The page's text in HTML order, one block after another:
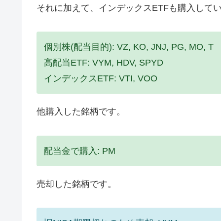
それに加えて、インデックスETFも購入して
個別株(配当目的): VZ, KO, JNJ, PG, MO, T
高配当ETF: VYM, HDV, SPYD
インデックスETF: VTI, VOO
他購入した銘柄です。
配当金で購入: PM
売却した銘柄です。